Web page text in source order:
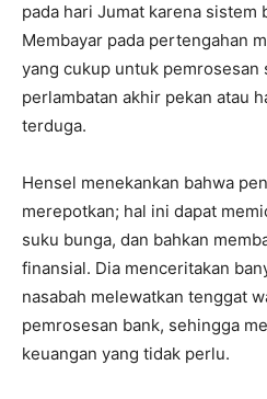
pada hari Jumat karena sistem
Membayar pada pertengahan
yang cukup untuk pemrosesan
perlambatan akhir pekan atau
terduga.
Hensel menekankan bahwa
merepotkan; hal ini dapat
suku bunga, dan bahkan
finansial. Dia menceritakan
nasabah melewatkan tenggat
pemrosesan bank, sehingga
keuangan yang tidak perlu.